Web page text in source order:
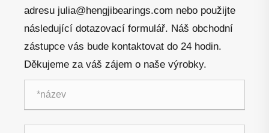
adresu julia@hengjibearings.com nebo použijte
následující dotazovací formulář. Náš obchodní
zástupce vás bude kontaktovat do 24 hodin.
Děkujeme za váš zájem o naše výrobky.